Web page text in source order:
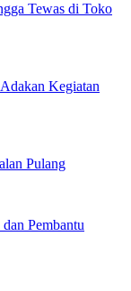
Tewas di Toko
Kegiatan
Pulang
Pembantu